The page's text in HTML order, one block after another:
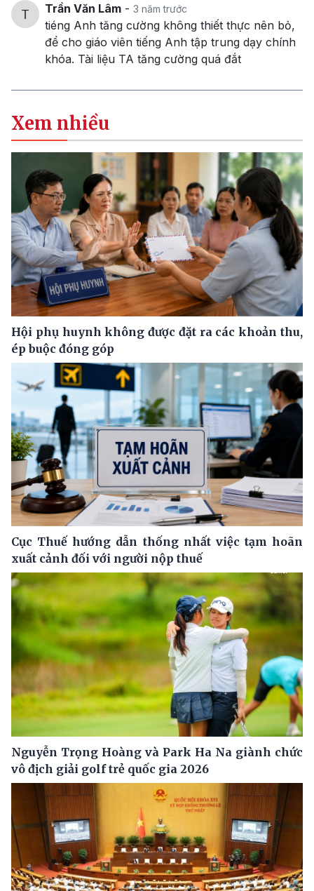
Trần Văn Lâm - 3 năm trước
tiéng Anh tăng cường không thiết thực nên bỏ,
để cho giáo viên tiếng Anh tập trung dạy chính
khóa. Tài liệu TA tăng cường quá đắt
Xem nhiều
Hội phụ huynh không được đặt ra các khoản thu,
ép buộc đóng góp
Cục Thuế hướng dẫn thống nhất việc tạm hoãn
xuất cảnh đối với người nộp thuế
Nguyễn Trọng Hoàng và Park Ha Na giành chức
vô địch giải golf trẻ quốc gia 2026